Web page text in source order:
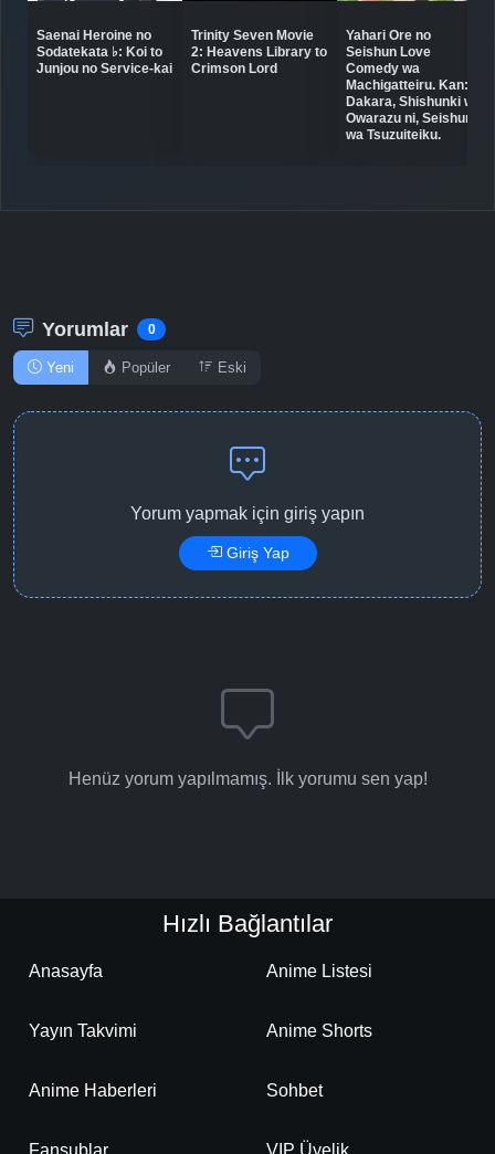
Bölüm No: 10 Detaylar İzle
Detaylar İzle
Bölüm No: 12 Detaylar İzle
Bölüm No: 14
Detaylar
Bölüm No: 19 Detaylar İzle
Bölüm No: 22 Detaylar
Detaylar
Saenai Heroine no
Sodatekata ♭: Koi to
Junjou no Service-kai
Trinity Seven Movie
2: Heavens Library to
Crimson Lord
Yahari Ore no
Seishun Love
Comedy wa
Machigatteiru. Kan:
Dakara, Shishunki wa
Owarazu ni, Seishun
wa Tsuzuiteiku.
Yorumlar 0
Yeni Popüler Eski
Yorum yapmak için giriş yapın
Giriş Yap
Henüz yorum yapılmamış. İlk yorumu sen yap!
Hızlı Bağlantılar
Anasayfa Anime Listesi
Yayın Takvimi Anime Shorts
Anime Haberleri Sohbet
Fansublar VIP Üyelik